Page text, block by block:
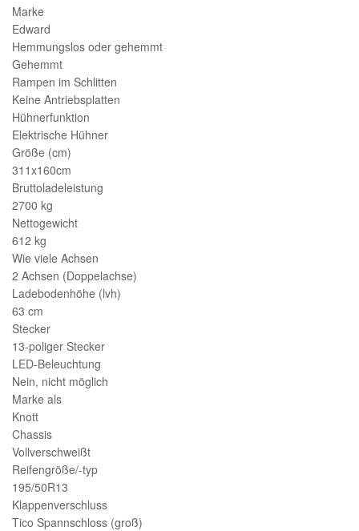
Marke
Edward
Hemmungslos oder gehemmt
Gehemmt
Rampen im Schlitten
Keine Antriebsplatten
Hühnerfunktion
Elektrische Hühner
Größe (cm)
311x160cm
Bruttoladeleistung
2700 kg
Nettogewicht
612 kg
Wie viele Achsen
2 Achsen (Doppelachse)
Ladebodenhöhe (lvh)
63 cm
Stecker
13-poliger Stecker
LED-Beleuchtung
Nein, nicht möglich
Marke als
Knott
Chassis
Vollverschweißt
Reifengröße/-typ
195/50R13
Klappenverschluss
Tico Spannschloss (groß)